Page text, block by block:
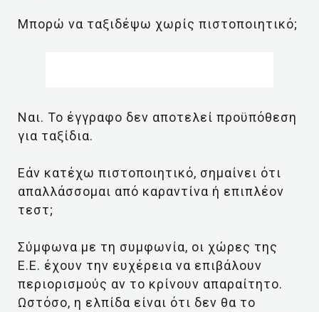
Μπορώ να ταξιδέψω χωρίς πιστοποιητικό;
Ναι. Το έγγραφο δεν αποτελεί προϋπόθεση
για ταξίδια.
Εάν κατέχω πιστοποιητικό, σημαίνει ότι
απαλλάσσομαι από καραντίνα ή επιπλέον
τεστ;
Σύμφωνα με τη συμφωνία, οι χώρες της
Ε.Ε. έχουν την ευχέρεια να επιβάλουν
περιορισμούς αν το κρίνουν απαραίτητο.
Ωστόσο, η ελπίδα είναι ότι δεν θα το